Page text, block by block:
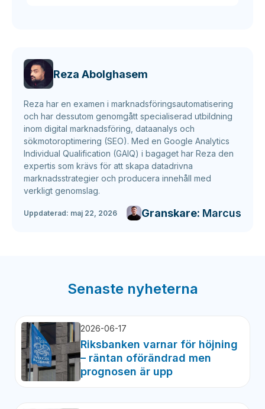
Reza Abolghasem
Reza har en examen i marknadsföringsautomatisering
och har dessutom genomgått specialiserad utbildning
inom digital marknadsföring, dataanalys och
sökmotoroptimering (SEO). Med en Google Analytics
Individual Qualification (GAIQ) i bagaget har Reza den
expertis som krävs för att skapa datadrivna
marknadsstrategier och producera innehåll med
verkligt genomslag.
Uppdaterad: maj 22, 2026 Granskare: Marcus
Senaste nyheterna
2026-06-17
Riksbanken varnar för höjning
– räntan oförändrad men
prognosen är upp